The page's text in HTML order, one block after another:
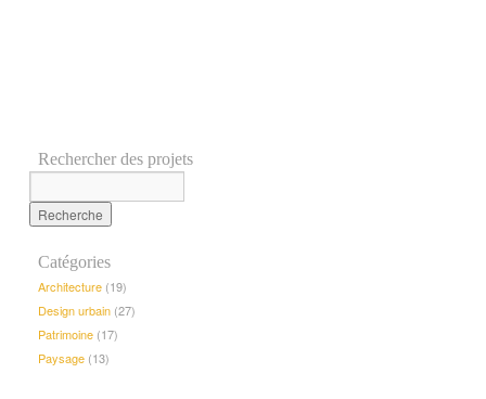
Rechercher des projets
Catégories
Architecture (19)
Design urbain (27)
Patrimoine (17)
Paysage (13)